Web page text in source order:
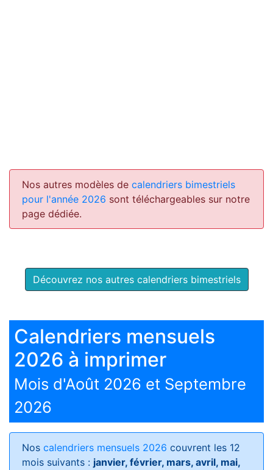
Nos autres modèles de calendriers bimestriels
pour l'année 2026 sont téléchargeables sur notre
page dédiée.
Découvrez nos autres calendriers bimestriels
Calendriers mensuels
2026 à imprimer
Mois d'Août 2026 et Septembre
2026
Nos calendriers mensuels 2026 couvrent les 12
mois suivants : janvier, février, mars, avril, mai,